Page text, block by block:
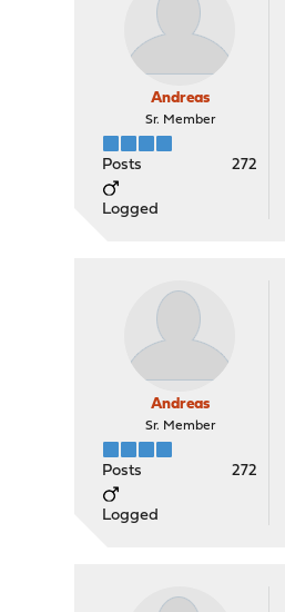
Andreas
Sr. Member
Posts 272
Logged
Andreas
Sr. Member
Posts 272
Logged